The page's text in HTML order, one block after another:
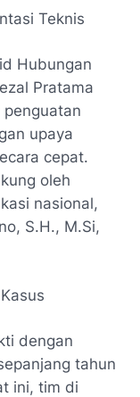
Teknis
Hubungan
Pratama
upaya
cepat.
oleh
nasional,
S.H., M.Si,
dengan
tahun
ini, tim di